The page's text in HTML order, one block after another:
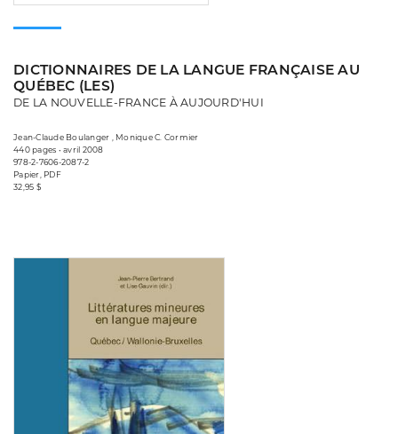
DICTIONNAIRES DE LA LANGUE FRANÇAISE AU
QUÉBEC (LES)
DE LA NOUVELLE-FRANCE À AUJOURD'HUI
Jean-Claude Boulanger , Monique C. Cormier
440 pages • avril 2008
978-2-7606-2087-2
Papier, PDF
32,95 $